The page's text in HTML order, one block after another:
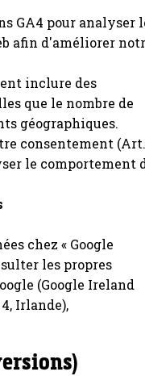
GA4 pour analyser
afin d'améliorer
inclure des
que le nombre de
géographiques.
consentement (Art.
le comportement
chez « Google
les propres
(Google Ireland
Irlande),